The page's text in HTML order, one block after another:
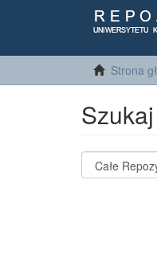
Strona
Szukaj